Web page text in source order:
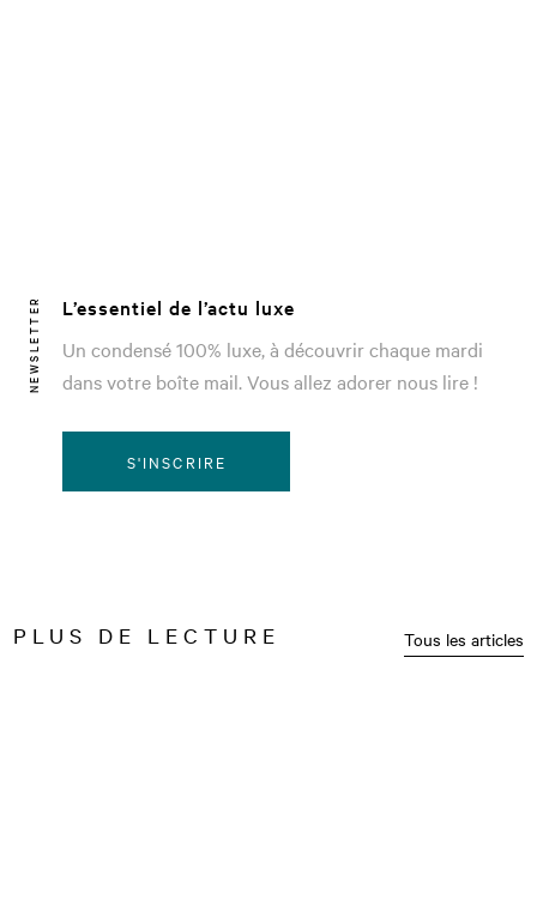
NEWSLETTER
L’essentiel de l’actu luxe
Un condensé 100% luxe, à découvrir chaque mardi
dans votre boîte mail. Vous allez adorer nous lire !
S'INSCRIRE
PLUS DE LECTURE Tous les articles